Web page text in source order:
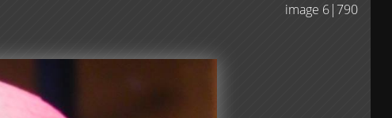
image 6|790